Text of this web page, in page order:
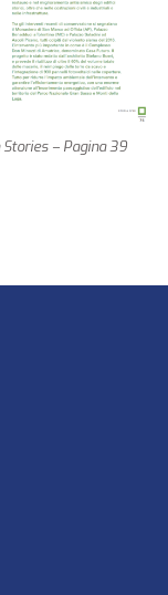
– Pagina 39